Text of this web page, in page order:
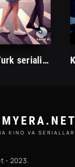
Baxt o'yini Turk seriali 1. 2. 3. 46. 47. 48. 49. 50. 51 qism uzbek tilida
KINO VA SERIALLAR
- 2023.